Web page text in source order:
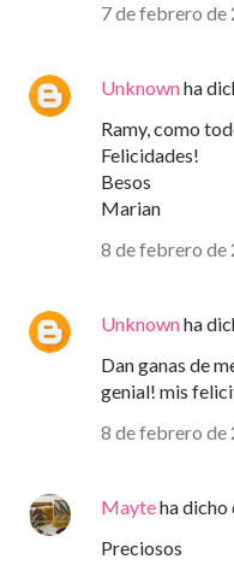
7 de febrero de
Unknownha
Ramy, como
Felicidades!
Besos
Marian
8 de febrero de
Unknownha
Dan ganas de
genial! mis
8 de febrero de
Mayteha dicho
Preciosos